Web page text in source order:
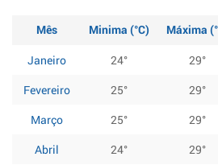
Mês Minima (°C) Máxima
Janeiro
24° 29°
Fevereiro
25° 29°
Março
25° 29°
Abril
24° 29°